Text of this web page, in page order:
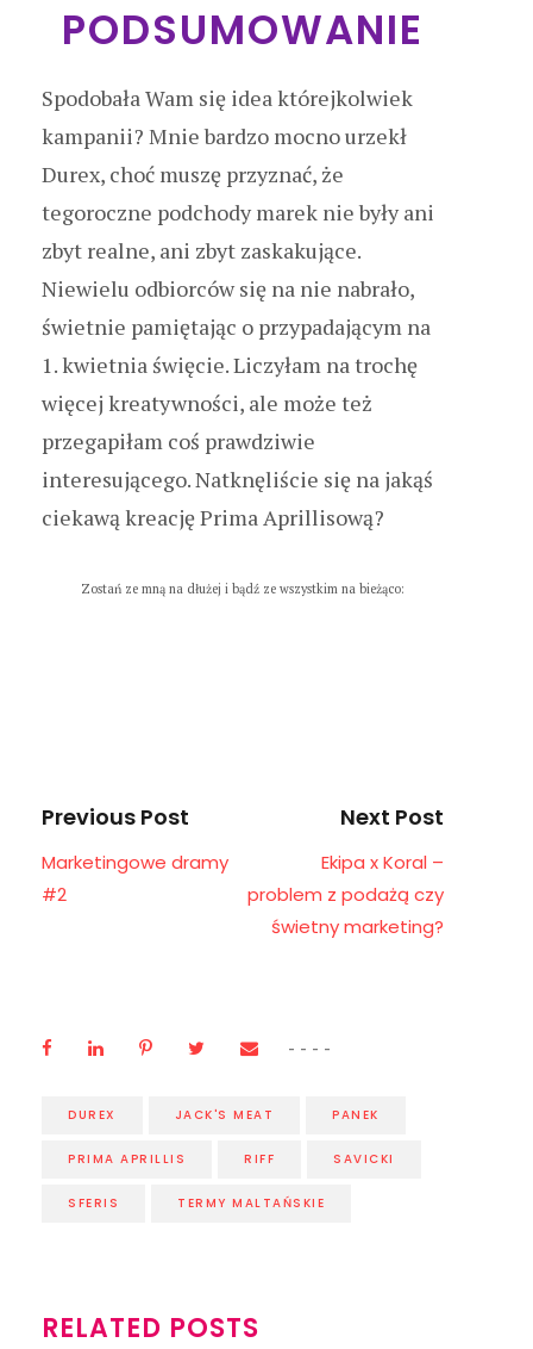
PODSUMOWANIE
Spodobała Wam się idea którejkolwiek
kampanii? Mnie bardzo mocno urzekł
Durex, choć muszę przyznać, że
tegoroczne podchody marek nie były ani
zbyt realne, ani zbyt zaskakujące.
Niewielu odbiorców się na nie nabrało,
świetnie pamiętając o przypadającym na
1. kwietnia święcie. Liczyłam na trochę
więcej kreatywności, ale może też
przegapiłam coś prawdziwie
interesującego. Natknęliście się na jakąś
ciekawą kreację Prima Aprillisową?
Zostań ze mną na dłużej i bądź ze wszystkim na bieżąco:
Previous Post
Marketingowe dramy
#2
Next Post
Ekipa x Koral –
problem z podażą czy
świetny marketing?
DUREX JACK'S MEAT PANEK
PRIMA APRILLIS RIFF SAVICKI
SFERIS TERMY MALTAŃSKIE
RELATED POSTS